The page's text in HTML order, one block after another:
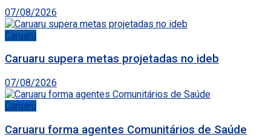
07/08/2026
Caruaru
Caruaru supera metas projetadas no ideb
07/08/2026
Caruaru
Caruaru forma agentes Comunitários de Saúde